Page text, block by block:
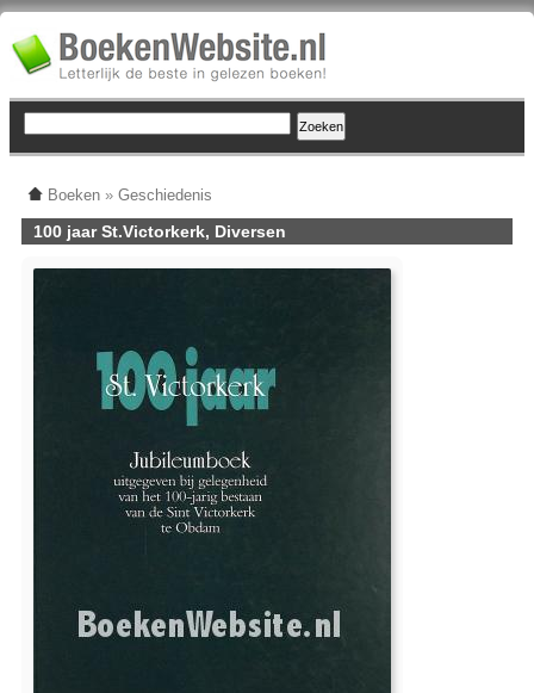
Boeken » Geschiedenis
100 jaar St.Victorkerk, Diversen